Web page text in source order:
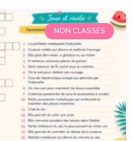
NON CLASSÉS